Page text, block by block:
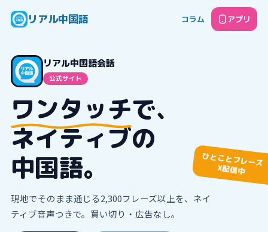
リアル中国語 コラム アプリ
リアル中国語会話
公式サイト
ワンタッチで、
ネイティブの
中国語。
現地でそのまま通じる2,300フレーズ以上を、ネイ
ティブ音声つきで。買い切り・広告なし。
ひとことフレーズ
X配信中